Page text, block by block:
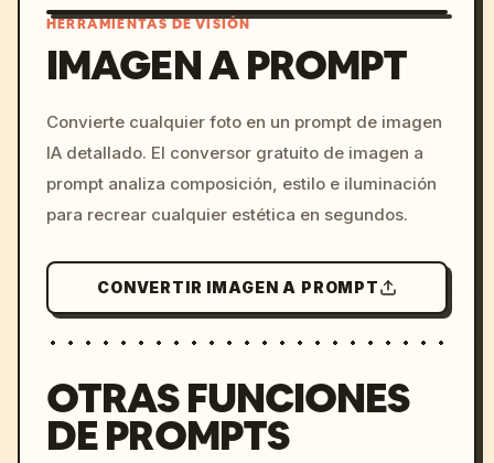
c, cyberpunk sunset, neon
colors, 8k --v 6.0
HERRAMIENTAS DE VISIÓN
IMAGEN A PROMPT
Convierte cualquier foto en un prompt de imagen
IA detallado. El conversor gratuito de imagen a
prompt analiza composición, estilo e iluminación
para recrear cualquier estética en segundos.
CONVERTIR IMAGEN A PROMPT
OTRAS FUNCIONES
DE PROMPTS